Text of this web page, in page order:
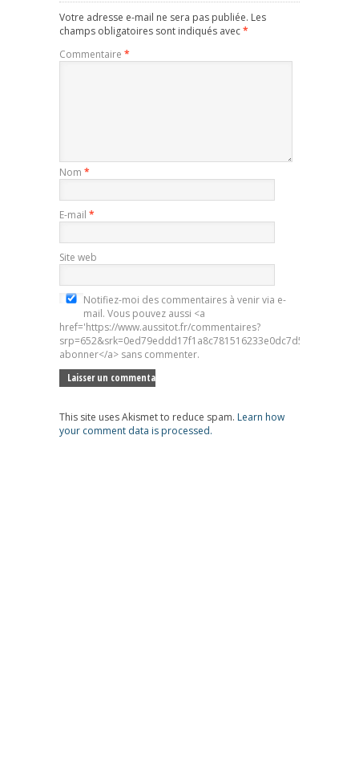
Votre adresse e-mail ne sera pas publiée. Les
champs obligatoires sont indiqués avec*
Commentaire *
Nom *
E-mail *
Site web
Notifiez-moi des commentaires à venir via e-
mail. Vous pouvez aussi <a
href='https://www.aussitot.fr/commentaires?
abonner</a> sans commenter.
This site uses Akismet to reduce spam. Learn how
your comment data is processed.